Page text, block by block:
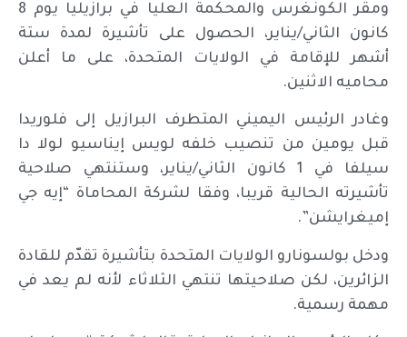
ومقر الكونغرس والمحكمة العليا في برازيليا يوم 8
كانون الثاني/يناير، الحصول على تأشيرة لمدة ستة
أشهر للإقامة في الولايات المتحدة، على ما أعلن
محاميه الاثنين.
وغادر الرئيس اليميني المتطرف البرازيل إلى فلوريدا
قبل يومين من تنصيب خلفه لويس إيناسيو لولا دا
سيلفا في 1 كانون الثاني/يناير، وستنتهي صلاحية
تأشيرته الحالية قريبا، وفقا لشركة المحاماة “إيه جي
إميغرايشن”.
ودخل بولسونارو الولايات المتحدة بتأشيرة تقدّم للقادة
الزائرين، لكن صلاحيتها تنتهي الثلاثاء لأنه لم يعد في
مهمة رسمية.